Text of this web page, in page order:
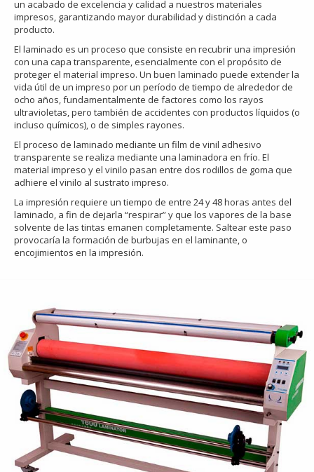
un acabado de excelencia y calidad a nuestros materiales
impresos, garantizando mayor durabilidad y distinción a cada
producto.
El laminado es un proceso que consiste en recubrir una impresión
con una capa transparente, esencialmente con el propósito de
proteger el material impreso. Un buen laminado puede extender la
vida útil de un impreso por un período de tiempo de alrededor de
ocho años, fundamentalmente de factores como los rayos
ultravioletas, pero también de accidentes con productos líquidos (o
incluso químicos), o de simples rayones.
El proceso de laminado mediante un film de vinil adhesivo
transparente se realiza mediante una laminadora en frío. El
material impreso y el vinilo pasan entre dos rodillos de goma que
adhiere el vinilo al sustrato impreso.
La impresión requiere un tiempo de entre 24 y 48 horas antes del
laminado, a fin de dejarla “respirar” y que los vapores de la base
solvente de las tintas emanen completamente. Saltear este paso
provocaría la formación de burbujas en el laminante, o
encojimientos en la impresión.